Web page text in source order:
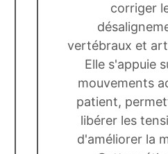
corriger
vertébraux et
Elle s'appuie
mouvements
patient,
libérer les
d'améliorer la